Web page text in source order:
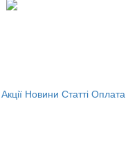
Акції Новини Статті Оплата